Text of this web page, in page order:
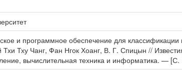
и программное обеспечение для
Тху Чанг, Фан Нгок Хоанг, В. Г. Спицын //
вычислительная техника и информатика. — [С.